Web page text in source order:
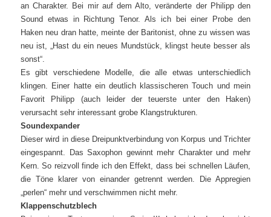
an Charakter. Bei mir auf dem Alto, veränderte der Philipp den
Sound etwas in Richtung Tenor. Als ich bei einer Probe den
Haken neu dran hatte, meinte der Baritonist, ohne zu wissen was
neu ist, „Hast du ein neues Mundstück, klingst heute besser als
sonst“.
Es gibt verschiedene Modelle, die alle etwas unterschiedlich
klingen. Einer hatte ein deutlich klassischeren Touch und mein
Favorit Philipp (auch leider der teuerste unter den Haken)
verursacht sehr interessant grobe Klangstrukturen.
Soundexpander
Dieser wird in diese Dreipunktverbindung von Korpus und Trichter
eingespannt. Das Saxophon gewinnt mehr Charakter und mehr
Kern. So reizvoll finde ich den Effekt, dass bei schnellen Läufen,
die Töne klarer von einander getrennt werden. Die Appregien
„perlen“ mehr und verschwimmen nicht mehr.
Klappenschutzblech